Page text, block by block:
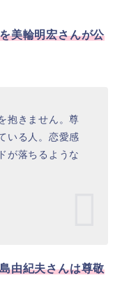
美輪明宏さんが公
抱きません。尊
いる人。恋愛感
が落ちるような
由紀夫さんは尊敬